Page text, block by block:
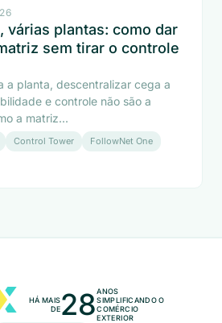
várias plantas: como dar
sem tirar o controle
a planta, descentralizar cega a
e controle não são a
a matriz...
Control Tower FollowNet One
HÁ MAIS
DE28ANOS
SIMPLIFICANDO O
COMÉRCIO
EXTERIOR